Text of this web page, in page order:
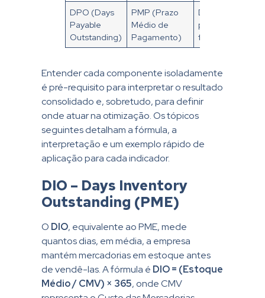
DPO (Days
Payable
Outstanding)
PMP (Prazo
Médio de
Pagamento)
Dias médios
para pagar
fornecedores
Entender cada componente isoladamente
é pré-requisito para interpretar o resultado
consolidado e, sobretudo, para definir
onde atuar na otimização. Os tópicos
seguintes detalham a fórmula, a
interpretação e um exemplo rápido de
aplicação para cada indicador.
DIO – Days Inventory
Outstanding (PME)
O DIO, equivalente ao PME, mede
quantos dias, em média, a empresa
mantém mercadorias em estoque antes
de vendê-las. A fórmula é DIO = (Estoque
Médio / CMV) × 365, onde CMV